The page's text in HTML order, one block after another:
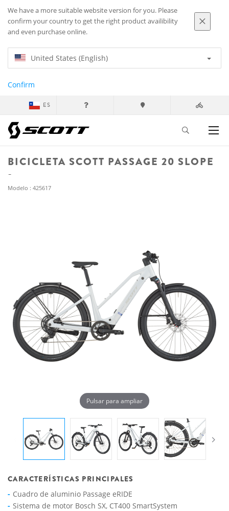
We have a more suitable website version for you. Please
confirm your country to get the right product availibility
and even purchase online.
United States (English)
Confirm
ES
BICICLETA SCOTT PASSAGE 20 SLOPE
Modelo : 425617
Pulsar para ampliar
CARACTERÍSTICAS PRINCIPALES
Cuadro de aluminio Passage eRIDE
Sistema de motor Bosch SX, CT400 SmartSystem